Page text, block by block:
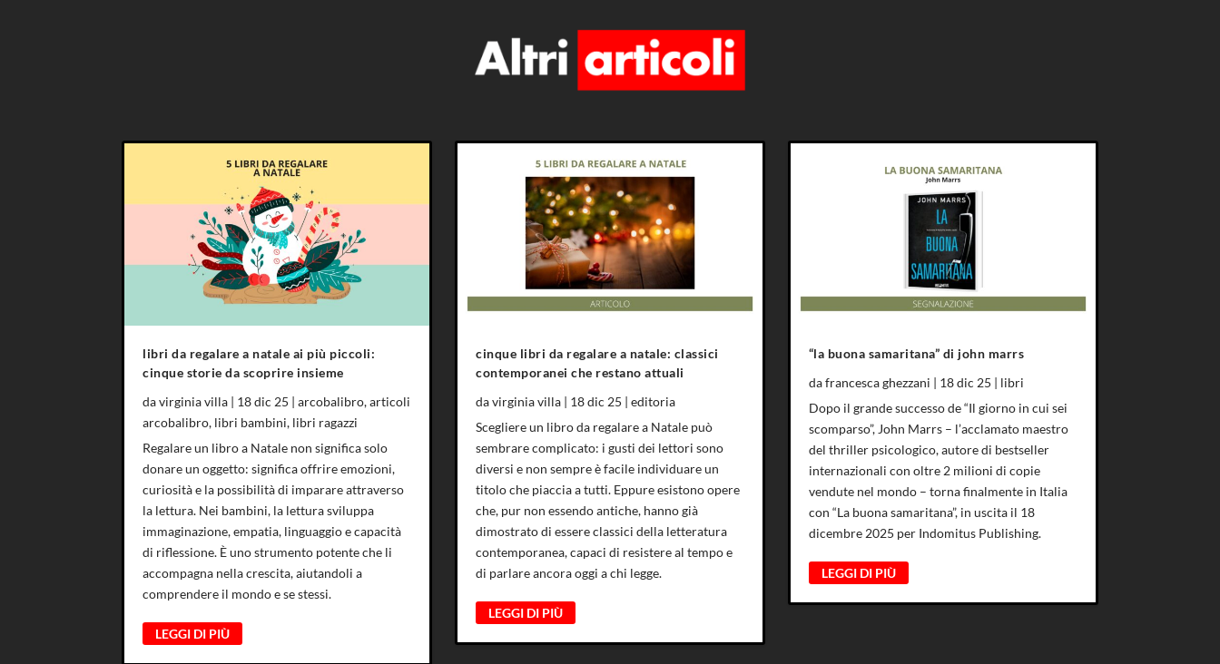
libri da regalare a natale ai più piccoli:
cinque storie da scoprire insieme
davirginia villa | 18 dic 25 |arcobalibro,articoli
arcobalibro, libri bambini, libri ragazzi
Regalare un libro a Natale non significa solo
donare un oggetto: significa offrire emozioni,
curiosità e la possibilità di imparare attraverso
la lettura. Nei bambini, la lettura sviluppa
immaginazione, empatia, linguaggio e capacità
di riflessione. È uno strumento potente che li
accompagna nella crescita, aiutandoli a
comprendere il mondo e se stessi.
LEGGI DI PIÙ
cinque libri da regalare a natale: classici
contemporanei che restano attuali
davirginia villa | 18 dic 25 |editoria
Scegliere un libro da regalare a Natale può
sembrare complicato: i gusti dei lettori sono
diversi e non sempre è facile individuare un
titolo che piaccia a tutti. Eppure esistono opere
che, pur non essendo antiche, hanno già
dimostrato di essere classici della letteratura
contemporanea, capaci di resistere al tempo e
di parlare ancora oggi a chi legge.
LEGGI DI PIÙ
“la buona samaritana” di john marrs
dafrancesca ghezzani | 18 dic 25 | libri
Dopo il grande successo de “Il giorno in cui sei
scomparso”, John Marrs – l’acclamato maestro
del thriller psicologico, autore di bestseller
internazionali con oltre 2 milioni di copie
vendute nel mondo – torna finalmente in Italia
con “La buona samaritana”, in uscita il 18
dicembre 2025 per Indomitus Publishing.
LEGGI DI PIÙ